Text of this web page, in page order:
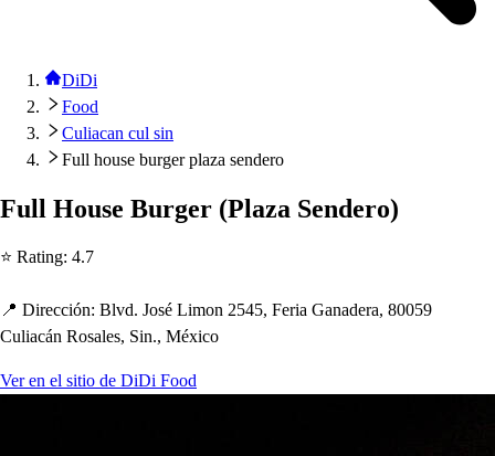
DiDi
Food
Culiacan cul sin
Full house burger plaza sendero
Full House Burger (Plaza Sendero)
⭐ Rating: 4.7
📍 Dirección: Blvd. José Limon 2545, Feria Ganadera, 80059
Culiacán Rosales, Sin., México
Ver en el sitio de DiDi Food